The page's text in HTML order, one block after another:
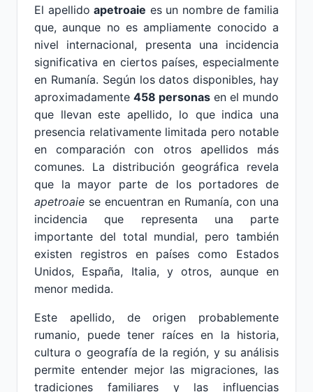
El apellidoapetroaie es un nombre de familia
que, aunque no es ampliamente conocido a
nivel internacional, presenta una incidencia
significativa en ciertos países, especialmente
en Rumanía. Según los datos disponibles, hay
aproximadamente 458 personas en el mundo
que llevan este apellido, lo que indica una
presencia relativamente limitada pero notable
en comparación con otros apellidos más
comunes. La distribución geográfica revela
que la mayor parte de los portadores de
apetroaie se encuentran en Rumanía, con una
incidencia que representa una parte
importante del total mundial, pero también
existen registros en países como Estados
Unidos, España, Italia, y otros, aunque en
menor medida.
Este apellido, de origen probablemente
rumanio, puede tener raíces en la historia,
cultura o geografía de la región, y su análisis
permite entender mejor las migraciones, las
tradiciones familiares y las influencias